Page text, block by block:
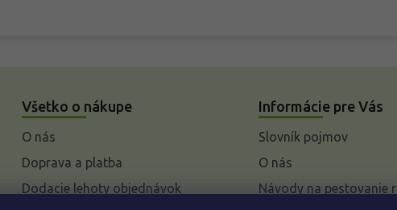
Všetko o nákupe
O nás
Doprava a platba
Dodacie lehoty objednávok
Informácie pre Vás
Slovník pojmov
O nás
Návody na pestovanie